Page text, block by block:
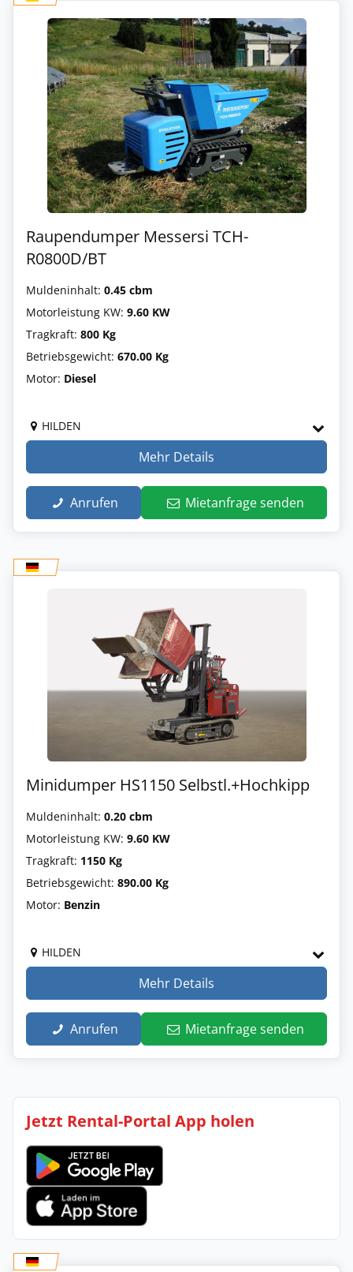
Raupendumper Messersi TCH-
R0800D/BT
Muldeninhalt: 0.45 cbm
Motorleistung KW: 9.60 KW
Tragkraft: 800 Kg
Betriebsgewicht: 670.00 Kg
Motor: Diesel
HILDEN
Mehr Details
Anrufen Mietanfrage senden
Minidumper HS1150 Selbstl.+Hochkipp
Muldeninhalt: 0.20 cbm
Motorleistung KW: 9.60 KW
Tragkraft: 1150 Kg
Betriebsgewicht: 890.00 Kg
Motor: Benzin
HILDEN
Mehr Details
Anrufen Mietanfrage senden
Jetzt Rental-Portal App holen